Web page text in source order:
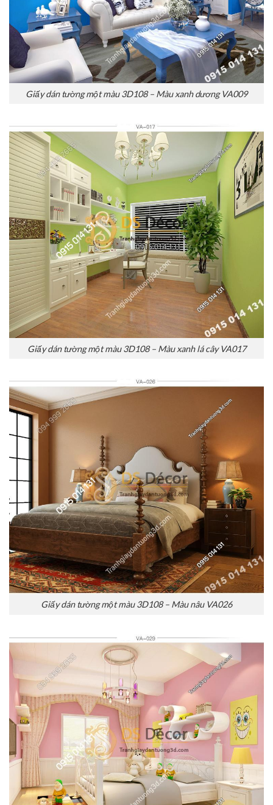
Giấy dán tường một màu 3D108 – Màu xanh dương VA009
Giấy dán tường một màu 3D108 – Màu xanh lá cây VA017
Giấy dán tường một màu 3D108 – Màu nâu VA026